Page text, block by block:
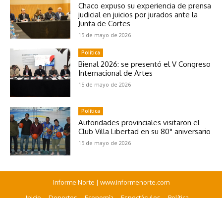
Chaco expuso su experiencia de prensa
judicial en juicios por jurados ante la
Junta de Cortes
15 de mayo de 2026
Política
Bienal 2026: se presentó el V Congreso
Internacional de Artes
15 de mayo de 2026
Política
Autoridades provinciales visitaron el
Club Villa Libertad en su 80° aniversario
15 de mayo de 2026
Informe Norte | www.informenorte.com